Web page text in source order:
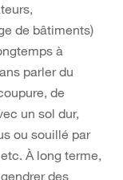
de bâtiments)
à
parler du
de
un sol dur,
ou souillé par
À long terme,
des